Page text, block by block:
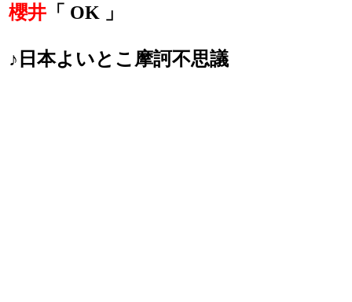
櫻井 「 OK 」
♪日本よいとこ摩訶不思議